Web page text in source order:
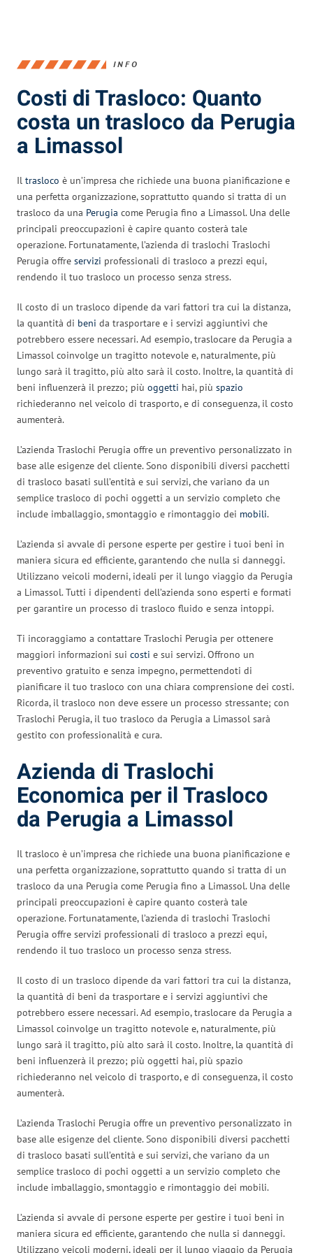
INFO
Costi di Trasloco: Quanto
costa un trasloco da Perugia
a Limassol
Il trasloco è un’impresa che richiede una buona pianificazione e
una perfetta organizzazione, soprattutto quando si tratta di un
trasloco da una Perugia come Perugia fino a Limassol. Una delle
principali preoccupazioni è capire quanto costerà tale
operazione. Fortunatamente, l’azienda di traslochi Traslochi
Perugia offre servizi professionali di trasloco a prezzi equi,
rendendo il tuo trasloco un processo senza stress.
Il costo di un trasloco dipende da vari fattori tra cui la distanza,
la quantità di beni da trasportare e i servizi aggiuntivi che
potrebbero essere necessari. Ad esempio, traslocare da Perugia a
Limassol coinvolge un tragitto notevole e, naturalmente, più
lungo sarà il tragitto, più alto sarà il costo. Inoltre, la quantità di
beni influenzerà il prezzo; più oggetti hai, più spazio
richiederanno nel veicolo di trasporto, e di conseguenza, il costo
aumenterà.
L’azienda Traslochi Perugia offre un preventivo personalizzato in
base alle esigenze del cliente. Sono disponibili diversi pacchetti
di trasloco basati sull’entità e sui servizi, che variano da un
semplice trasloco di pochi oggetti a un servizio completo che
include imballaggio, smontaggio e rimontaggio dei mobili.
L’azienda si avvale di persone esperte per gestire i tuoi beni in
maniera sicura ed efficiente, garantendo che nulla si danneggi.
Utilizzano veicoli moderni, ideali per il lungo viaggio da Perugia
a Limassol. Tutti i dipendenti dell’azienda sono esperti e formati
per garantire un processo di trasloco fluido e senza intoppi.
Ti incoraggiamo a contattare Traslochi Perugia per ottenere
maggiori informazioni sui costi e sui servizi. Offrono un
preventivo gratuito e senza impegno, permettendoti di
pianificare il tuo trasloco con una chiara comprensione dei costi.
Ricorda, il trasloco non deve essere un processo stressante; con
Traslochi Perugia, il tuo trasloco da Perugia a Limassol sarà
gestito con professionalità e cura.
Azienda di Traslochi
Economica per il Trasloco
da Perugia a Limassol
Il trasloco è un’impresa che richiede una buona pianificazione e
una perfetta organizzazione, soprattutto quando si tratta di un
trasloco da una Perugia come Perugia fino a Limassol. Una delle
principali preoccupazioni è capire quanto costerà tale
operazione. Fortunatamente, l’azienda di traslochi Traslochi
Perugia offre servizi professionali di trasloco a prezzi equi,
rendendo il tuo trasloco un processo senza stress.
Il costo di un trasloco dipende da vari fattori tra cui la distanza,
la quantità di beni da trasportare e i servizi aggiuntivi che
potrebbero essere necessari. Ad esempio, traslocare da Perugia a
Limassol coinvolge un tragitto notevole e, naturalmente, più
lungo sarà il tragitto, più alto sarà il costo. Inoltre, la quantità di
beni influenzerà il prezzo; più oggetti hai, più spazio
richiederanno nel veicolo di trasporto, e di conseguenza, il costo
aumenterà.
L’azienda Traslochi Perugia offre un preventivo personalizzato in
base alle esigenze del cliente. Sono disponibili diversi pacchetti
di trasloco basati sull’entità e sui servizi, che variano da un
semplice trasloco di pochi oggetti a un servizio completo che
include imballaggio, smontaggio e rimontaggio dei mobili.
L’azienda si avvale di persone esperte per gestire i tuoi beni in
maniera sicura ed efficiente, garantendo che nulla si danneggi.
Utilizzano veicoli moderni, ideali per il lungo viaggio da Perugia